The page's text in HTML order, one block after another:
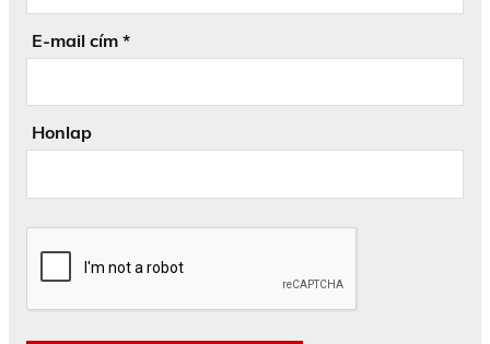
E-mail cím *
Honlap